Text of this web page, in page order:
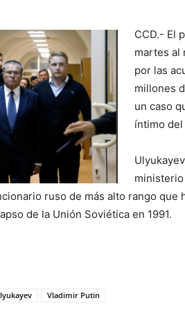
CCD.- El
martes al
por las
millones
un caso
íntimo
ruso de más alto rango que
de la Unión Soviética en 1991.
Vladimir Putin